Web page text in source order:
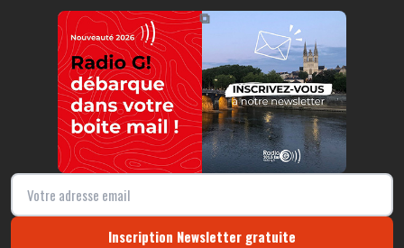
https://radio-g.fr?18958
⧉
Inscription Newsletter gratuite